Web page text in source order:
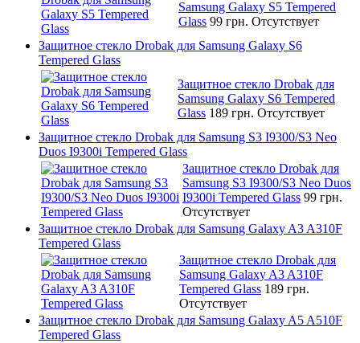
Samsung Galaxy S5 Tempered
Glass 99 грн. Отсутствует
Защитное стекло Drobak для Samsung Galaxy S6
Tempered Glass
Защитное стекло Drobak для
Samsung Galaxy S6 Tempered
Glass 189 грн. Отсутствует
Защитное стекло Drobak для Samsung S3 I9300/S3 Neo
Duos I9300i Tempered Glass
Защитное стекло Drobak для
Samsung S3 I9300/S3 Neo Duos
I9300i Tempered Glass 99 грн.
Отсутствует
Защитное стекло Drobak для Samsung Galaxy A3 A310F
Tempered Glass
Защитное стекло Drobak для
Samsung Galaxy A3 A310F
Tempered Glass 189 грн.
Отсутствует
Защитное стекло Drobak для Samsung Galaxy A5 A510F
Tempered Glass